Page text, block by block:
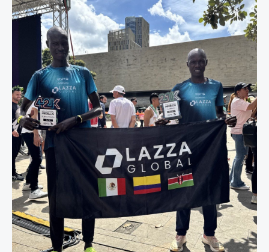
Global
conquista
Maratón
Medellín
2025